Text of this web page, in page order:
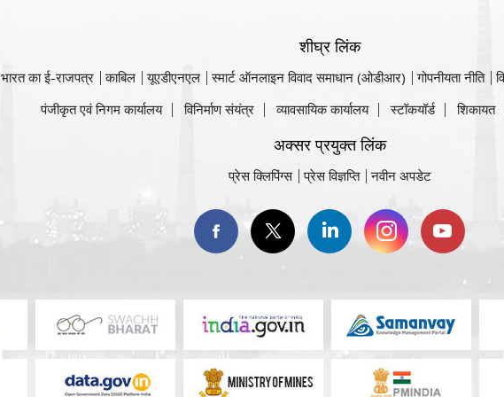
शीघ्र लिंक
भारत का ई-राजपत्र काबिल यूएडीएनएल स्मार्ट ऑनलाइन विवाद समाधान (ओडीआर) गोपनीयता नीति
पंजीकृत एवं निगम कार्यालय
विनिर्माण संयंत्र व्यावसायिक कार्यालय स्टॉकयॉर्ड शिकायत
अक्सर प्रयुक्त लिंक
प्रेस क्लिपिंग्स प्रेस विज्ञप्ति नवीन अपडेट